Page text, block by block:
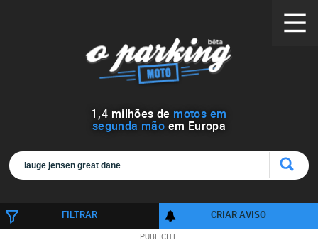
1 ,4 milhões de motos em
segunda mão em Europa
FILTRAR CRIAR AVISO